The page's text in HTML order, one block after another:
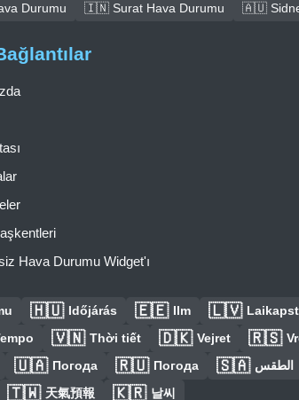
Durumu 🇮🇳 Surat Hava Durumu 🇦🇺
Hava Durumu Widget'ı
🇭🇺 Időjárás 🇪🇪 Ilm 🇱🇻
🇻🇳 Thời tiết 🇩🇰 Vejret 🇷🇸
🇺🇦 Погода 🇷🇺 Погода 🇸🇦 الطقس
🇹🇼 天氣預報 🇰🇷 날씨